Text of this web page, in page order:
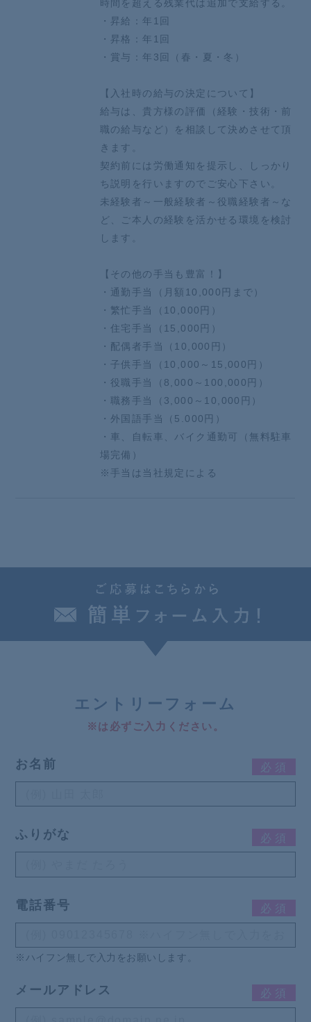
時間を超える残業代は追加で支給する。
・昇給：年1回
・昇格：年1回
・賞与：年3回（春・夏・冬）
【入社時の給与の決定について】
給与は、貴方様の評価（経験・技術・前
職の給与など）を相談して決めさせて頂
きます。
契約前には労働通知を提示し、しっかり
ち説明を行いますのでご安心下さい。
未経験者～一般経験者～役職経験者～な
ど、ご本人の経験を活かせる環境を検討
します。
【その他の手当も豊富！】
・通勤手当（月額10,000円まで）
・繁忙手当（10,000円）
・住宅手当（15,000円）
・配偶者手当（10,000円）
・子供手当（10,000～15,000円）
・役職手当（8,000～100,000円）
・職務手当（3,000～10,000円）
・外国語手当（5.000円）
・車、自転車、バイク通勤可（無料駐車
場完備）
※手当は当社規定による
エ ントリーフォーム
※は必ずご入力ください。
お名前 必 須
ふりがな 必 須
電話番号 必 須
※ハイフン無しで入力をお願いします。
メールアドレス 必 須